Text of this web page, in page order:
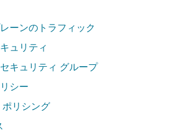
ーンのトラフィック
ュリティ
キュリティ グループ
シー
ポリシング